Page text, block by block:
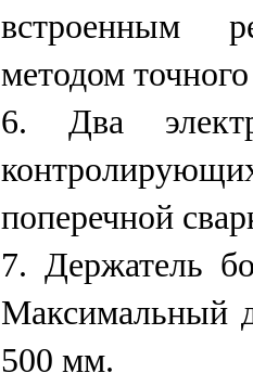
встроенным
методом
6. Два
поперечной
7. Держатель
Максимальный
500 мм.